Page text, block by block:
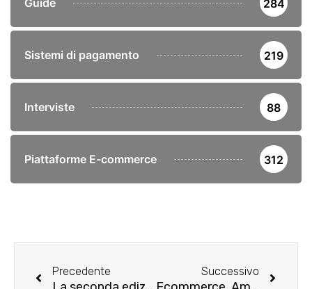
Guide 284
Sistemi di pagamento 219
Interviste 88
Piattaforme E-commerce 312
Precedente Successivo